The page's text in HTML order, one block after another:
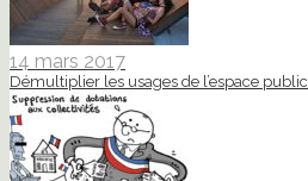
14 mars 2017
Démultiplier les usages de l’espace public